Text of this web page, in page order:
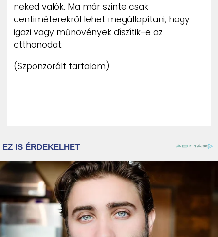
neked valók. Ma már szinte csak
centiméterekről lehet megállapítani, hogy
igazi vagy műnövények díszítik-e az
otthonodat.
(Szponzorált tartalom)